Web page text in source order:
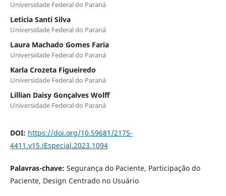
Universidade Federal do Paraná
Leticia Santi Silva
Universidade Federal do Paraná
Laura Machado Gomes Faria
Universidade Federal do Paraná
Karla Crozeta Figueiredo
Universidade Federal do Paraná
Lillian Daisy Gonçalves Wolff
Universidade Federal do Paraná
DOI: https://doi.org/10.59681/2175-
4411.v15.iEspecial.2023.1094
Palavras-chave: Segurança do Paciente, Participação do
Paciente, Design Centrado no Usuário